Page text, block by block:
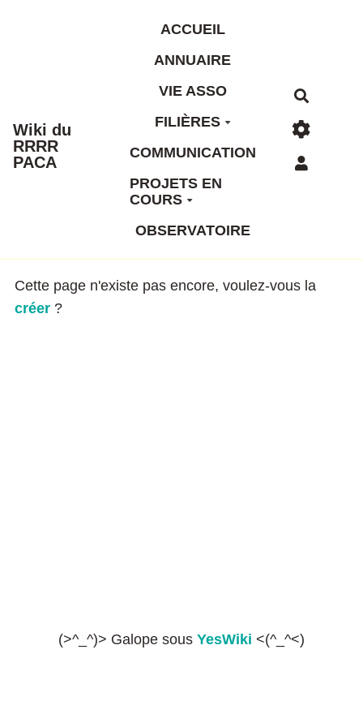
Wiki du
RRRR
PACA
ACCUEIL
ANNUAIRE
VIE ASSO
FILIÈRES
COMMUNICATION
PROJETS EN
COURS
OBSERVATOIRE
Cette page n'existe pas encore, voulez-vous la
créer ?
(>^_^)> Galope sous YesWiki <(^_^<)